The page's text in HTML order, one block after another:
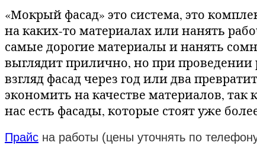
«Мокрый фасад» это система, это
на каких-то материалах или нанять
самые дорогие материалы и нанять
выглядит прилично, но при
взгляд фасад через год или два
экономить на качестве материалов, так
нас есть фасады, которые стоят уже
Прайс на работы (цены уточнять по